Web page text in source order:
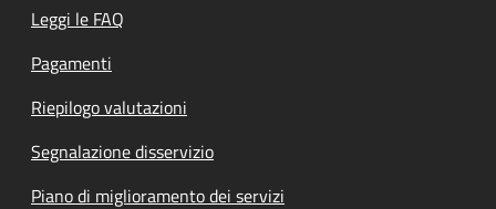
Leggi le FAQ
Pagamenti
Riepilogo valutazioni
Segnalazione disservizio
Piano di miglioramento dei servizi